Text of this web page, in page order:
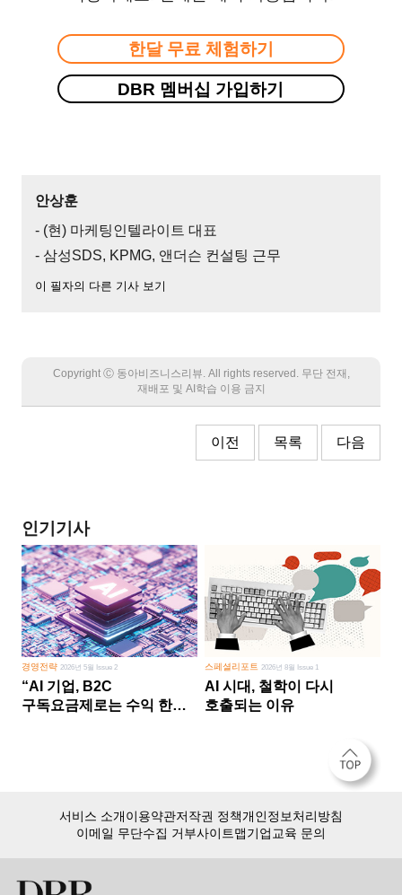
한달 무료 체험하기
DBR 멤버십 가입하기
안상훈
- (현) 마케팅인텔라이트 대표
- 삼성SDS, KPMG, 앤더슨 컨설팅 근무
이 필자의 다른 기사 보기
Copyright Ⓒ 동아비즈니스리뷰. All rights reserved. 무단 전재,
재배포 및 AI학습 이용 금지
이전 목록 다음
인기기사
경영전략2026년 5월 Issue 2
“AI 기업, B2C
구독요금제로는 수익 한계
스페셜리포트 2026년 8월 Issue 1
AI 시대, 철학이 다시
호출되는 이유
서비스 소개이용약관저작권 정책개인정보처리방침
이메일 무단수집 거부사이트맵기업교육 문의